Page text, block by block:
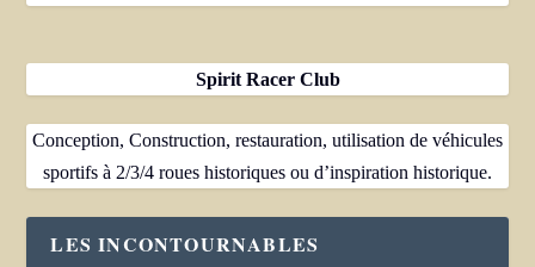
Spirit Racer Club
Conception, Construction, restauration, utilisation de véhicules
sportifs à 2/3/4 roues historiques ou d’inspiration historique.
LES INCONTOURNABLES